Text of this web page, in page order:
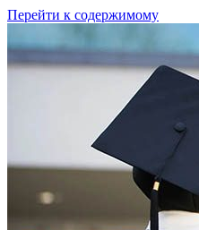
Перейти к содержимому